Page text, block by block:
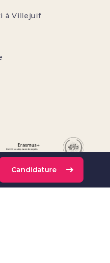
Candidature
à Villejuif